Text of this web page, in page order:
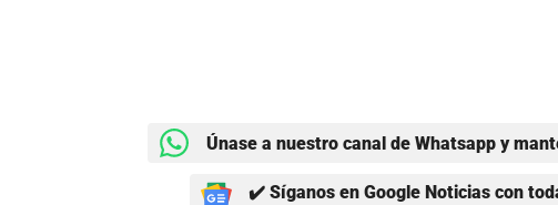
Únase a nuestro canal de Whatsapp y
✔️ Síganos en Google Noticias con